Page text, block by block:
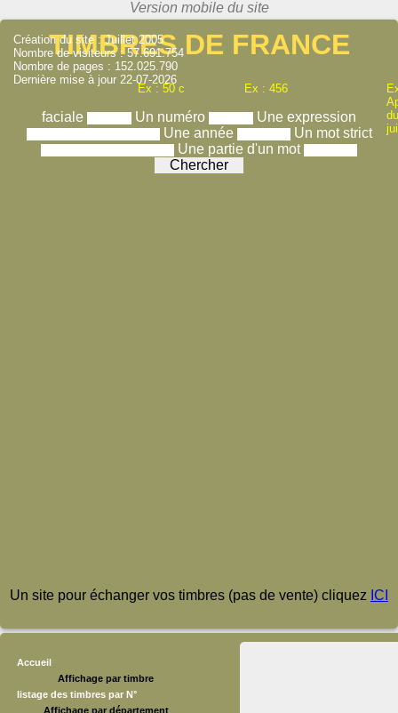
TIMBRES DE FRANCE
Ex : 50 c Ex : 456
faciale Un numéro
Une expression
Une année
Un mot strict
Une partie d'un mot
Création du site : Juillet 2005
Nombre de visiteurs : 57.691.754
Nombre de pages : 152.025.790
Dernière mise à jour 22-07-2026
Un site pour échanger vos timbres (pas de vente) cliquez ICI
Accueil
Affichage par timbre
listage des timbres par N°
Affichage par département